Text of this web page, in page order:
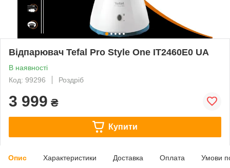
Відпарювач Tefal Pro Style One IT2460E0 UA
В наявності
Код: 99296
Роздріб
3 999 ₴
Купити
Опис Характеристики Доставка Оплата Умови